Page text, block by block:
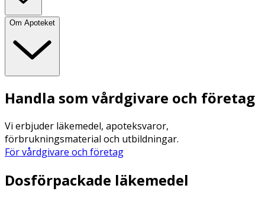
Om Apoteket
Handla som vårdgivare och företag
Vi erbjuder läkemedel, apoteksvaror,
förbrukningsmaterial och utbildningar.
För vårdgivare och företag
Dosförpackade läkemedel